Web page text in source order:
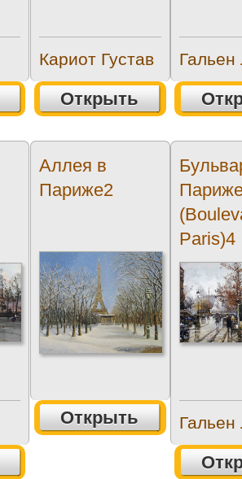
Кариот Густав
Открыть
Гальен
Аллея в
Париже2
Открыть
Paris)4
Гальен